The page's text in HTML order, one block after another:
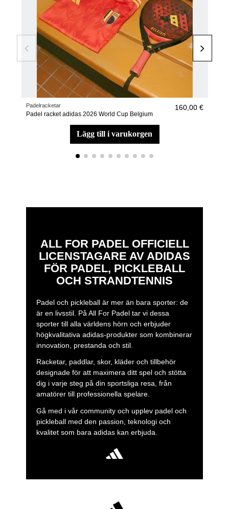
Padelracketar
Padel racket adidas 2026 World Cup Belgium
160,00 €
lägg till i varukorgen
ALL FOR PADEL OFFICIELL
LICENSTAGARE AV ADIDAS
FÖR PADEL, PICKLEBALL
OCH STRANDTENNIS
Padel och pickleball är mer än bara sporter: de
är en livsstil. På All For Padel tar vi dessa
sporter till alla världens hörn och erbjuder
högkvalitativa adidas-produkter som kombinerar
innovation, prestanda och stil.
Racketar, paddlar, skor, kläder och tillbehör
designade för att maximera ditt spel och stötta
dig i varje steg på din sportsliga resa, från
amatörer till professionella spelare.
Gå med i vår community och upplev padel och
pickleball med den passion, teknologi och
kvalitet som bara adidas kan erbjuda.